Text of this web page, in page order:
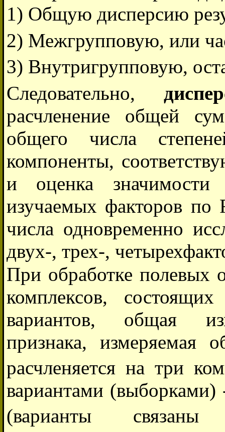
1) Общую дисперсию
2) Межгрупповую, или
3) Внутригрупповую,
Следовательно,
расчленение общей
общего числа
компоненты,
и оценка значимости
изучаемых факторов по
числа одновременно
двух-, трех-,
При обработке полевых
комплексов,
вариантов, общая
признака, измеряемая
расчленяется на три
вариантами
(варианты